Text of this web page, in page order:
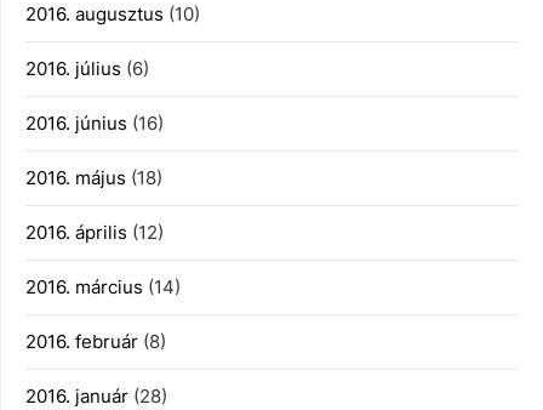
2016. augusztus (10)
2016. július (6)
2016. június (16)
2016. május (18)
2016. április (12)
2016. március (14)
2016. február (8)
2016. január (28)